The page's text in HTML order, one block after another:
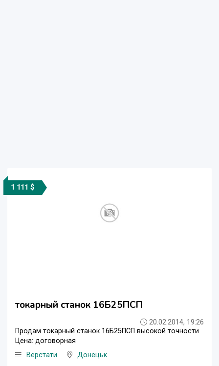
1 111 $
токарный станок 16Б25ПСП
20.02.2014, 19:26
Продам токарный станок 16Б25ПСП высокой точности
Цена: договорная
Верстати
Донецьк